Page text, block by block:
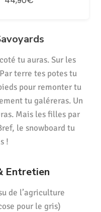
tu auras. Sur les
terre tes potes tu
pour remonter tu
tu galéreras. Un
Mais les filles par
le snowboard tu
!
Entretien
de l’agriculture
pour le gris)